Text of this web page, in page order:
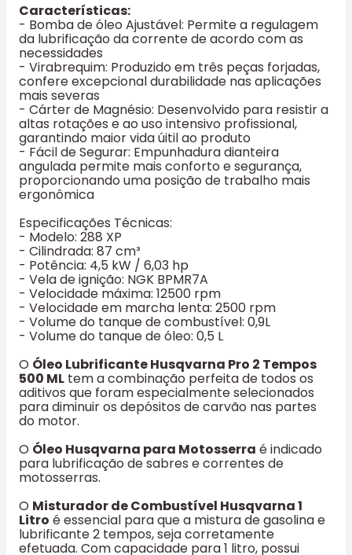
Características:
- Bomba de óleo Ajustável: Permite a regulagem
da lubrificação da corrente de acordo com as
necessidades
- Virabrequim: Produzido em três peças forjadas,
confere excepcional durabilidade nas aplicações
mais severas
- Cárter de Magnésio: Desenvolvido para resistir a
altas rotações e ao uso intensivo profissional,
garantindo maior vida úitil ao produto
- Fácil de Segurar: Empunhadura dianteira
angulada permite mais conforto e segurança,
proporcionando uma posição de trabalho mais
ergonômica
Especificações Técnicas:
- Modelo: 288 XP
- Cilindrada: 87 cm³
- Potência: 4,5 kW / 6,03 hp
- Vela de ignição: NGK BPMR7A
- Velocidade máxima: 12500 rpm
- Velocidade em marcha lenta: 2500 rpm
- Volume do tanque de combustível: 0,9L
- Volume do tanque de óleo: 0,5 L
O Óleo Lubrificante Husqvarna Pro 2 Tempos
500 ML tem a combinação perfeita de todos os
aditivos que foram especialmente selecionados
para diminuir os depósitos de carvão nas partes
do motor.
O Óleo Husqvarna para Motosserra é indicado
para lubrificação de sabres e correntes de
motosserras.
O Misturador de Combustível Husqvarna 1
Litro é essencial para que a mistura de gasolina e
lubrificante 2 tempos, seja corretamente
efetuada. Com capacidade para 1 litro, possui